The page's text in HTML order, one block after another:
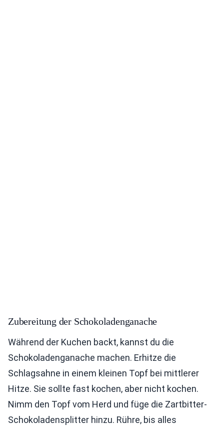
Zubereitung der Schokoladenganache
Während der Kuchen backt, kannst du die
Schokoladenganache machen. Erhitze die
Schlagsahne in einem kleinen Topf bei mittlerer
Hitze. Sie sollte fast kochen, aber nicht kochen.
Nimm den Topf vom Herd und füge die Zartbitter-
Schokoladensplitter hinzu. Rühre, bis alles